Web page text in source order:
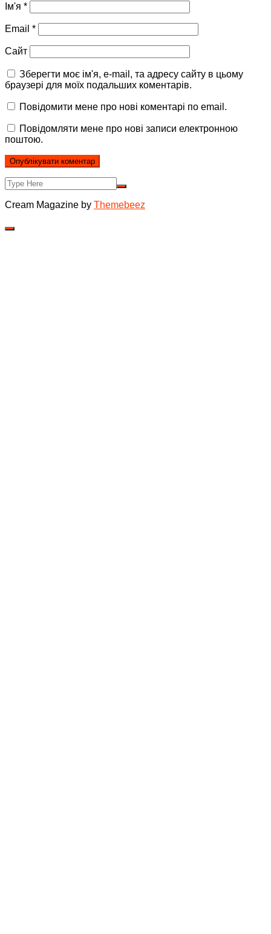
Ім'я *
Email *
Сайт
Зберегти моє ім'я, e-mail, та адресу сайту в цьому
браузері для моїх подальших коментарів.
Повідомити мене про нові коментарі по email.
Повідомляти мене про нові записи електронною
поштою.
Cream Magazine by Themebeez